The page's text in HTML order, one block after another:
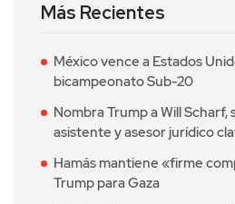
Más Recientes
México vence a Estados
bicampeonato Sub-20
Nombra Trump a Will Scharf,
asistente y asesor jurídico
Hamás mantiene «firme
Trump para Gaza